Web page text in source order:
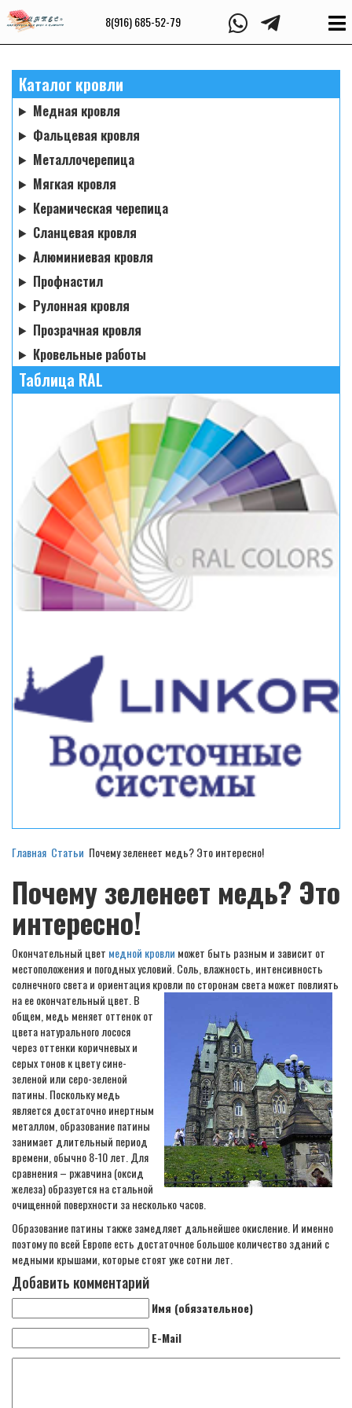
8(916) 685-52-79
Каталог кровли
Медная кровля
Фальцевая кровля
Металлочерепица
Мягкая кровля
Керамическая черепица
Сланцевая кровля
Алюминиевая кровля
Профнастил
Рулонная кровля
Прозрачная кровля
Кровельные работы
Таблица RAL
Главная Статьи Почему зеленеет медь? Это интересно!
Почему зеленеет медь? Это
интересно!
Окончательный цвет медной кровли может быть разным и зависит от
местоположения и погодных условий. Соль, влажность, интенсивность
солнечного света и ориентация кровли по сторонам света может повлиять
на ее окончательный цвет. В
общем, медь меняет оттенок от
цвета натурального лосося
через оттенки коричневых и
серых тонов к цвету сине-
зеленой или серо-зеленой
патины. Поскольку медь
является достаточно инертным
металлом, образование патины
занимает длительный период
времени, обычно 8-10 лет. Для
сравнения – ржавчина (оксид
железа) образуется на стальной
очищенной поверхности за несколько часов.
Образование патины также замедляет дальнейшее окисление. И именно
поэтому по всей Европе есть достаточное большое количество зданий с
медными крышами, которые стоят уже сотни лет.
Добавить комментарий
Имя (обязательное)
E-Mail